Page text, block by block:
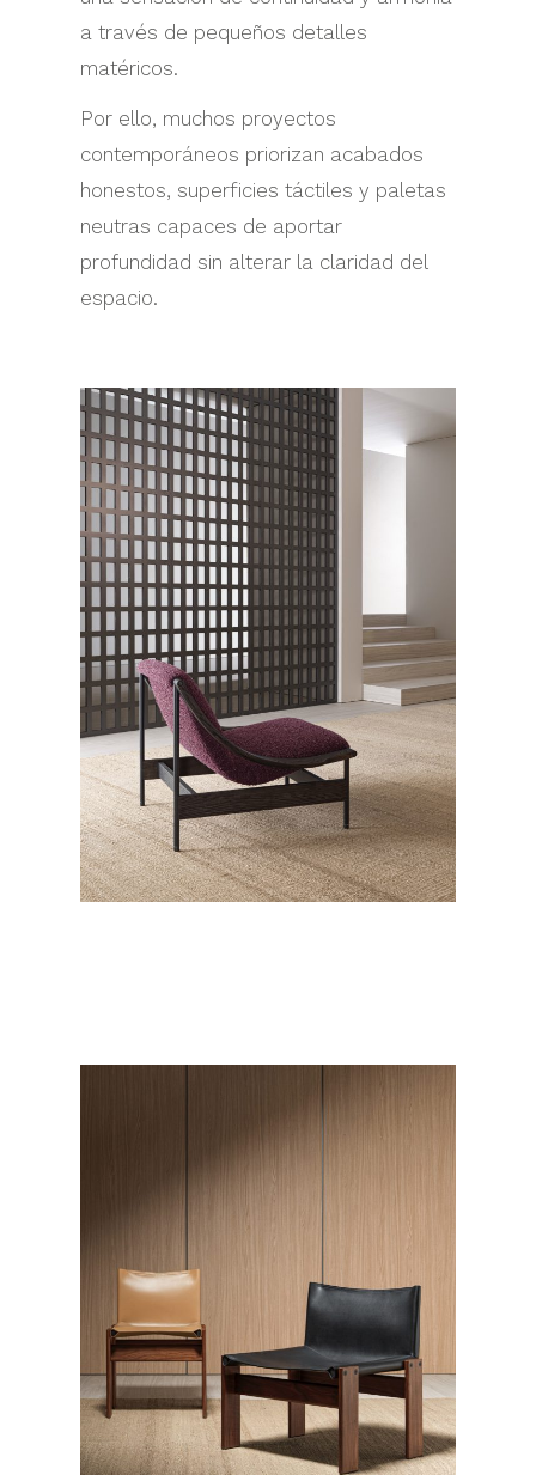
a través de pequeños detalles
matéricos.
Por ello, muchos proyectos
contemporáneos priorizan acabados
honestos, superficies táctiles y paletas
neutras capaces de aportar
profundidad sin alterar la claridad del
espacio.